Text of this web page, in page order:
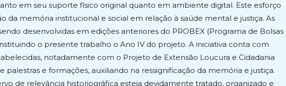
em seu suporte físico original quanto em ambiente digital. Este esforço
da memória institucional e social em relação à saúde mental e justiça. As
desenvolvidas em edições anteriores do PROBEX (Programa de Bolsas
o presente trabalho o Ano IV do projeto. A iniciativa conta com
notadamente com o Projeto de Extensão Loucura e Cidadania
palestras e formações, auxiliando na ressignificação da memória e justiça.
de relevância historiográfica esteja devidamente tratado, organizado e